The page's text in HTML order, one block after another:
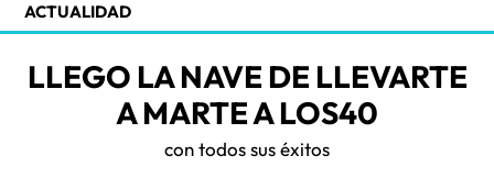
ACTUALIDAD
LLEGO LA NAVE DE LLEVARTE
A MARTE A LOS40
con todos sus éxitos